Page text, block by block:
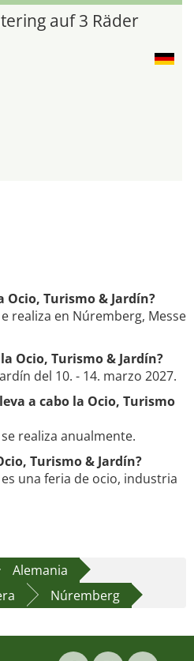
auf 3 Räder
Ocio, Turismo & Jardín?
realiza en Núremberg, Messe
Ocio, Turismo & Jardín?
del 10. - 14. marzo 2027.
a cabo la Ocio, Turismo
realiza anualmente.
Turismo & Jardín?
una feria de ocio, industria
Alemania
Núremberg